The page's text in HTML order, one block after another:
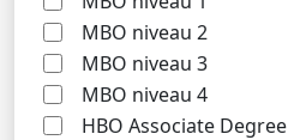
MBO niveau 2
MBO niveau 3
MBO niveau 4
HBO Associate Degree